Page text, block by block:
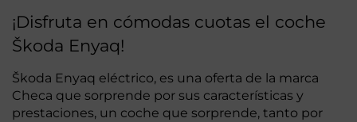
¡Disfruta en cómodas cuotas el coche
Škoda Enyaq!
Škoda Enyaq eléctrico, es una oferta de la marca
Checa que sorprende por sus características y
prestaciones, un coche que sorprende, tanto por